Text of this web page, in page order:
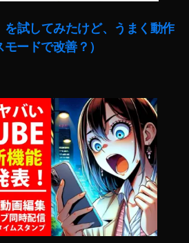
試してみたけど、うまく動作
ードで改善？）